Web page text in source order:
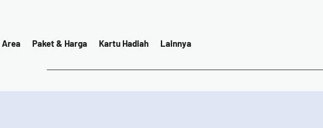
Area Paket & Harga Kartu Hadiah Lainnya